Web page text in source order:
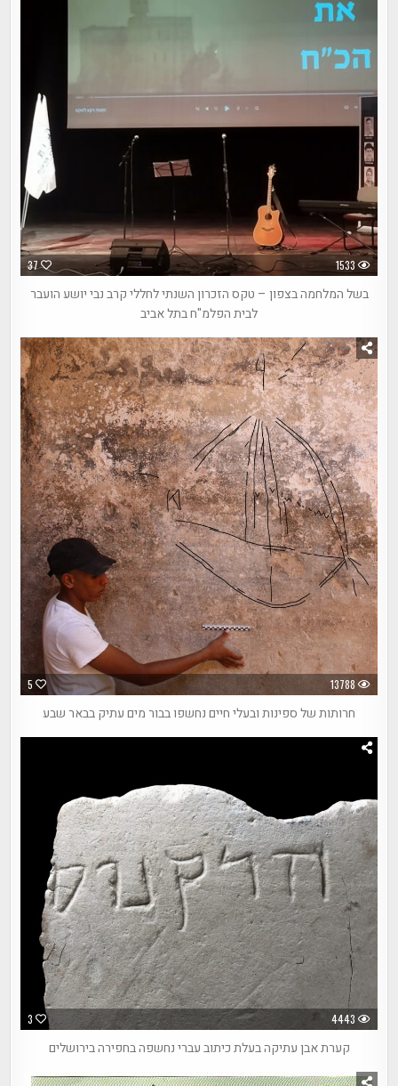
37 1533
בשל המלחמה בצפון – טקס הזכרון השנתי לחללי קרב נבי יושע הועבר
לבית הפלמ"ח בתל אביב
5 13788
חרותות של ספינות ובעלי חיים נחשפו בבור מים עתיק בבאר שבע
3 4443
קערת אבן עתיקה בעלת כיתוב עברי נחשפה בחפירה בירושלים